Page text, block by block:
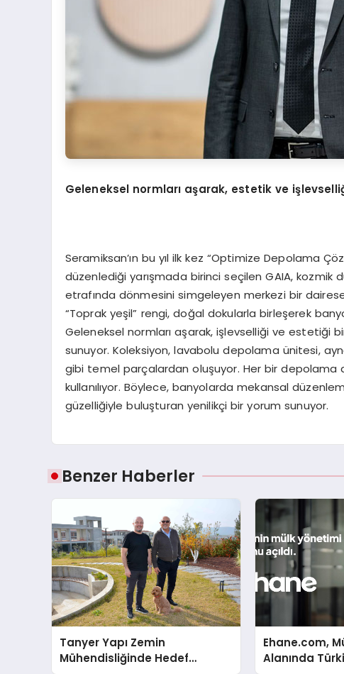
Geleneksel normları aşarak, estetik ve
Seramiksan’ın bu yıl ilk kez “Optimize Depolama
düzenlediği yarışmada birinci seçilen GAIA,
etrafında dönmesini simgeleyen merkezi bir
“Toprak yeşil” rengi, doğal dokularla birleşerek
Geleneksel normları aşarak, işlevselliği ve estetiği
sunuyor. Koleksiyon, lavabolu depolama ünitesi,
gibi temel parçalardan oluşuyor. Her bir depolama
kullanılıyor. Böylece, banyolarda mekansal
güzelliğiyle buluşturan yenilikçi bir yorum sunuyor.
Benzer Haberler
Tanyer Yapı Zemin
Mühendisliğinde Hedef
Ehane.com,
Alanında